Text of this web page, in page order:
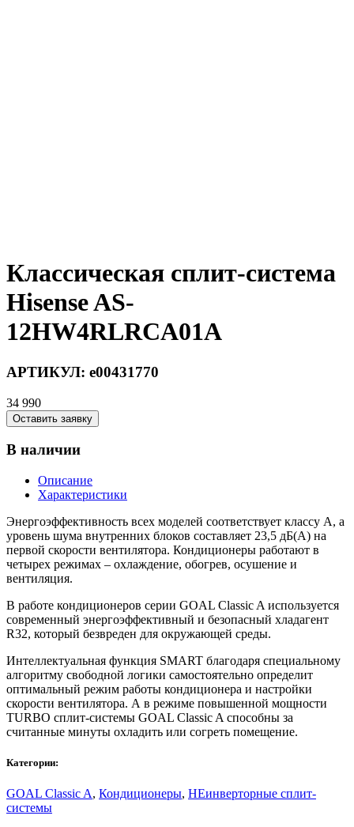
Классическая сплит-система
Hisense AS-
12HW4RLRCA01A
АРТИКУЛ: e00431770
34 990
Оставить заявку
В наличии
Описание
Характеристики
Энергоэффективность всех моделей соответствует классу А, а
уровень шума внутренних блоков составляет 23,5 дБ(А) на
первой скорости вентилятора. Кондиционеры работают в
четырех режимах – охлаждение, обогрев, осушение и
вентиляция.
В работе кондиционеров серии GOAL Classic A используется
современный энергоэффективный и безопасный хладагент
R32, который безвреден для окружающей среды.
Интеллектуальная функция SMART благодаря специальному
алгоритму свободной логики самостоятельно определит
оптимальный режим работы кондиционера и настройки
скорости вентилятора. А в режиме повышенной мощности
TURBO сплит-системы GOAL Classic A способны за
считанные минуты охладить или согреть помещение.
Категории:
GOAL Classic A, Кондиционеры, НЕинверторные сплит-
системы